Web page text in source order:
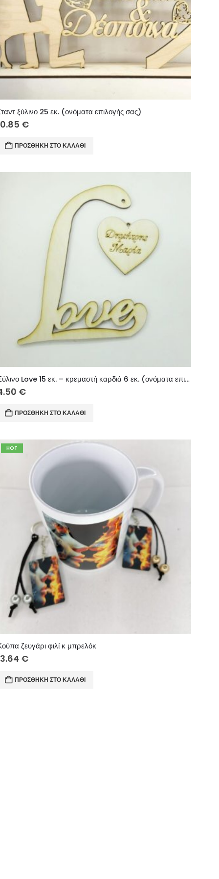
ξύλινο 25 εκ. (ονόματα επιλογής σας)
€
ΠΡΟΣΘΉΚΗ ΣΤΟ ΚΑΛΆΘΙ
Ξύλινο Love 15 εκ. – κρεμαστή καρδιά 6 εκ. (ονόματα επιλογής)
€
ΠΡΟΣΘΉΚΗ ΣΤΟ ΚΑΛΆΘΙ
HOT
ζευγάρι φιλί κ μπρελόκ
€
ΠΡΟΣΘΉΚΗ ΣΤΟ ΚΑΛΆΘΙ